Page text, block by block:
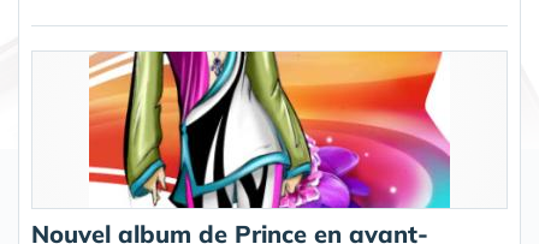
Nouvel album de Prince en avant-